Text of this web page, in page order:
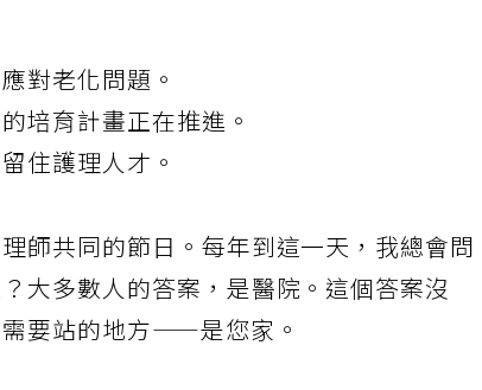
對老化問題。
培育計畫正在推進。
住護理人才。
師共同的節日。每年到這一天，我總會問
大多數人的答案，是醫院。這個答案沒
要站的地方——是您家。